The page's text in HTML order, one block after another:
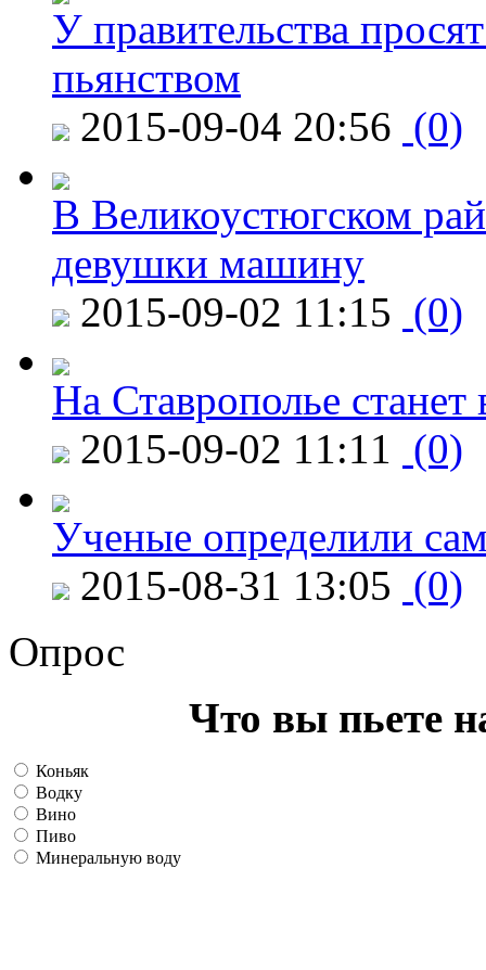
У правительства
пьянством
2015-09-04 20:56 (0)
В Великоустюгском
девушки машину
2015-09-02 11:15 (0)
На Ставрополье
2015-09-02 11:11 (0)
Ученые определили
2015-08-31 13:05 (0)
Опрос
Что вы пьете
Коньяк
Водку
Вино
Пиво
Минеральную воду